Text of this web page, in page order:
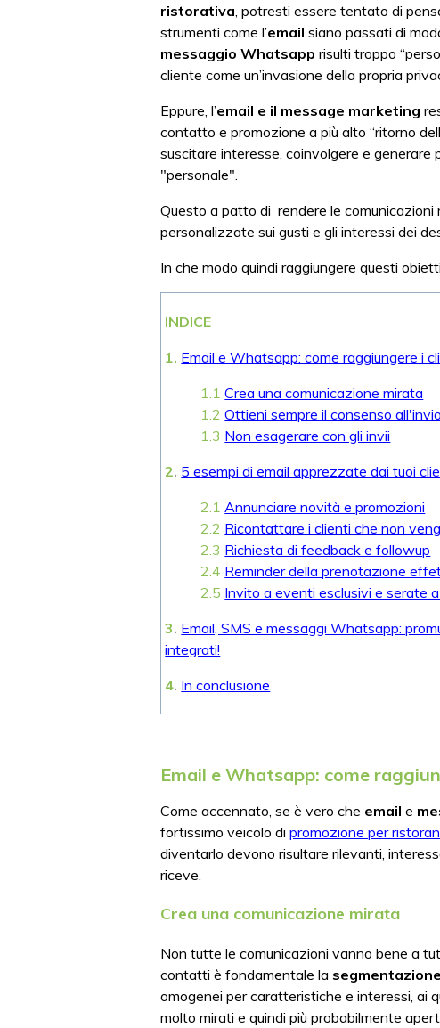
ristorativa, potresti essere tentato di
strumenti come l’email siano passati di
messaggio Whatsapp risulti troppo
cliente come un’invasione della propria
Eppure, l’email e il message marketing
contatto e promozione a più alto “ritorno
suscitare interesse, coinvolgere e
"personale".
Questo a patto di rendere le comunicazioni
personalizzate sui gusti e gli interessi dei
In che modo quindi raggiungere questi
INDICE
1. Email e Whatsapp: come raggiungere i
1.1 Crea una comunicazione mirata
1.2 Ottieni sempre il consenso all'invio
1.3 Non esagerare con gli invii
2. 5 esempi di email apprezzate dai tuoi
2.1 Annunciare novità e promozioni
2.2 Ricontattare i clienti che non
2.3 Richiesta di feedback e followup
2.4 Reminder della prenotazione
2.5 Invito a eventi esclusivi e serate
3. Email, SMS e messaggi Whatsapp:
integrati!
4. In conclusione
Email e Whatsapp: come
Come accennato, se è vero che emaile
fortissimo veicolo dipromozione per
diventarlo devono risultare rilevanti,
riceve.
Crea una comunicazione mirata
Non tutte le comunicazioni vanno bene a
contatti è fondamentale la
omogenei per caratteristiche e interessi, ai
molto mirati e quindi più probabilmente